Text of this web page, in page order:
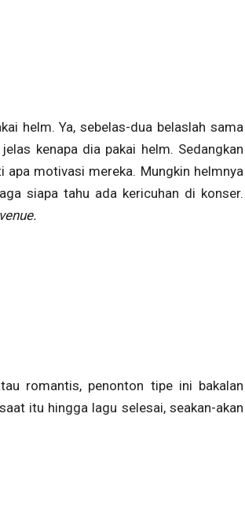
helm. Ya, sebelas-dua belaslah sama
kenapa dia pakai helm. Sedangkan
motivasi mereka. Mungkin helmnya
siapa tahu ada kericuhan di konser.
venue.
romantis, penonton tipe ini bakalan
itu hingga lagu selesai, seakan-akan